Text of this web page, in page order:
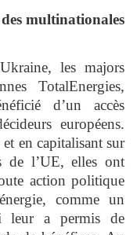
multinationales
les majors
TotalEnergies,
d’un accès
européens.
en capitalisant sur
de l’UE, elles ont
action politique
comme un
leur a permis de